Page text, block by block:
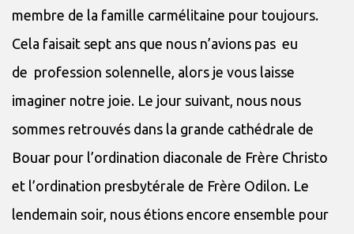
membre de la famille carmélitaine pour toujours.
Cela faisait sept ans que nous n’avions pas eu
de profession solennelle, alors je vous laisse
imaginer notre joie. Le jour suivant, nous nous
sommes retrouvés dans la grande cathédrale de
Bouar pour l’ordination diaconale de Frère Christo
et l’ordination presbytérale de Frère Odilon. Le
lendemain soir, nous étions encore ensemble pour